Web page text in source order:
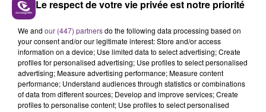
FIL D'ACTUS
Le respect de votre vie privée est notre priorité
We and our (447) partnersdo the following data processing based on
your consent and/or our legitimate interest: Store and/or access
information on a device; Use limited data to select advertising; Create
profiles for personalised advertising; Use profiles to select personalised
advertising; Measure advertising performance; Measure content
performance; Understand audiences through statistics or combinations
of data from different sources; Develop and improve services; Create
profiles to personalise content; Use profiles to select personalised